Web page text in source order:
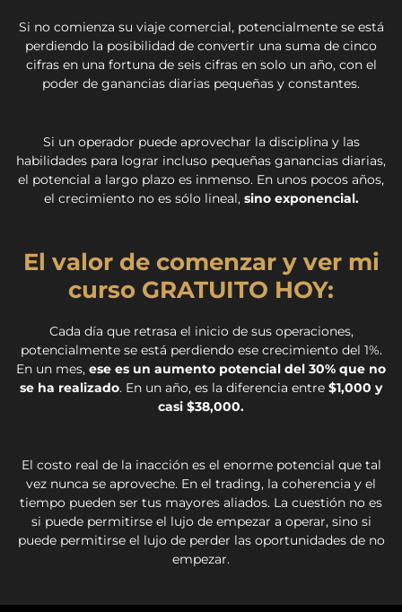
Si no comienza su viaje comercial, potencialmente se está
perdiendo la posibilidad de convertir una suma de cinco
cifras en una fortuna de seis cifras en solo un año, con el
poder de ganancias diarias pequeñas y constantes.
Si un operador puede aprovechar la disciplina y las
habilidades para lograr incluso pequeñas ganancias diarias,
el potencial a largo plazo es inmenso. En unos pocos años,
el crecimiento no es sólo lineal, sino exponencial.
El valor de comenzar y ver mi
curso GRATUITO HOY:
Cada día que retrasa el inicio de sus operaciones,
potencialmente se está perdiendo ese crecimiento del 1%.
En un mes, ese es un aumento potencial del 30% que no
se ha realizado. En un año, es la diferencia entre $1,000 y
casi $38,000.
El costo real de la inacción es el enorme potencial que tal
vez nunca se aproveche. En el trading, la coherencia y el
tiempo pueden ser tus mayores aliados. La cuestión no es
si puede permitirse el lujo de empezar a operar, sino si
puede permitirse el lujo de perder las oportunidades de no
empezar.